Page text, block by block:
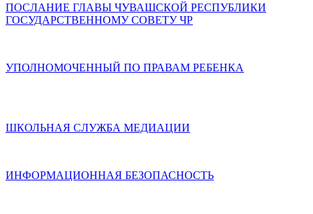
ПОСЛАНИЕ ГЛАВЫ ЧУВАШСКОЙ РЕСПУБЛИКИ
ГОСУДАРСТВЕННОМУ СОВЕТУ ЧР
УПОЛНОМОЧЕННЫЙ ПО ПРАВАМ РЕБЕНКА
ШКОЛЬНАЯ СЛУЖБА МЕДИАЦИИ
ИНФОРМАЦИОННАЯ БЕЗОПАСНОСТЬ